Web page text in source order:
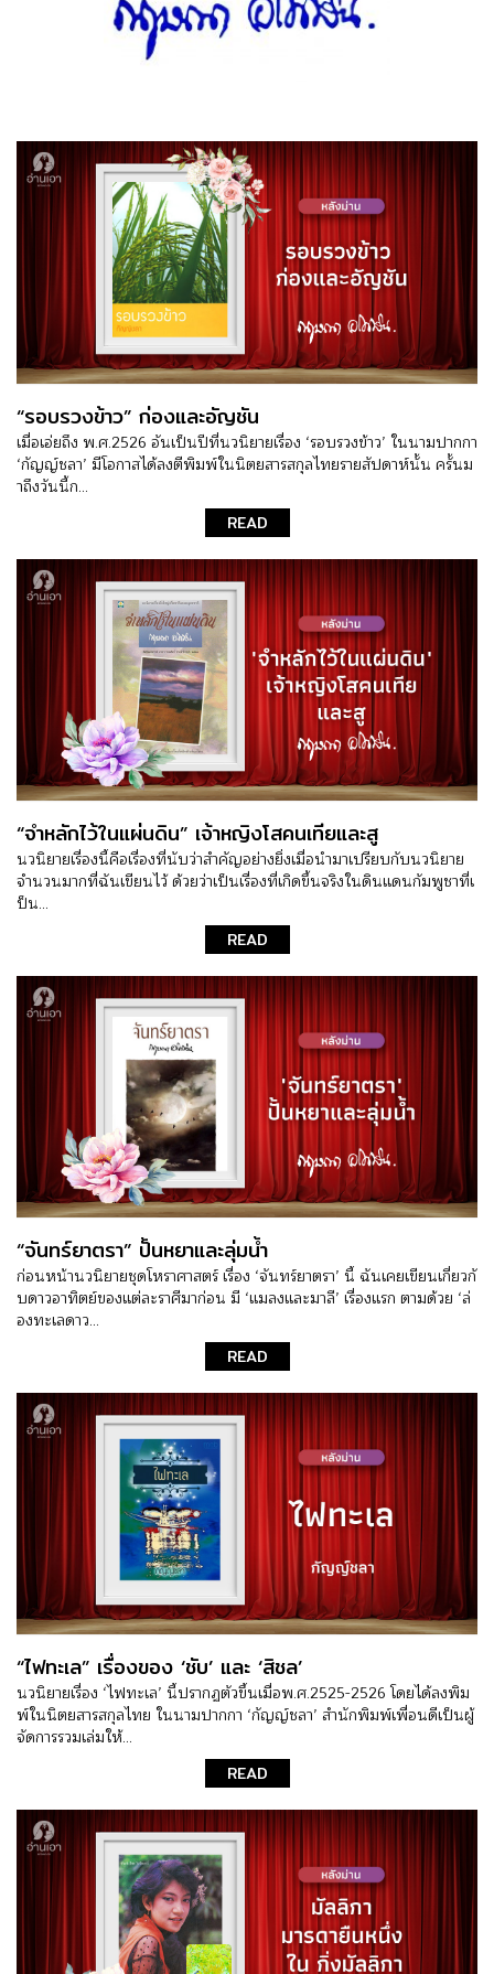
“รอบรวงข้าว” ก่องและอัญชัน
เมื่อเอ่ยถึง พ.ศ.2526 อันเป็นปีที่นวนิยายเรื่อง ‘รอบรวงข้าว’ ในนามปากกา
‘กัญญ์ชลา’ มีโอกาสได้ลงตีพิมพ์ในนิตยสารสกุลไทยรายสัปดาห์นั้น ครั้นม
าถึงวันนี้ก...
READ
“จำหลักไว้ในแผ่นดิน” เจ้าหญิงโสคนเทียและสู
นวนิยายเรื่องนี้คือเรื่องที่นับว่าสำคัญอย่างยิ่งเมื่อนำมาเปรียบกับนวนิยาย
จำนวนมากที่ฉันเขียนไว้ ด้วยว่าเป็นเรื่องที่เกิดขึ้นจริงในดินแดนกัมพูชาที่เ
ป็น...
READ
“จันทร์ยาตรา” ปั้นหยาและลุ่มน้ำ
ก่อนหน้านวนิยายชุดโหราศาสตร์ เรื่อง ‘จันทร์ยาตรา’ นี้ ฉันเคยเขียนเกี่ยวกั
บดาวอาทิตย์ของแต่ละราศีมาก่อน มี ‘แมลงและมาลี’ เรื่องแรก ตามด้วย ‘ล่
องทะเลดาว...
READ
“ไฟทะเล” เรื่องของ ‘ชับ’ และ ‘สิชล’
นวนิยายเรื่อง ‘ไฟทะเล’ นี้ปรากฏตัวขึ้นเมื่อพ.ศ.2525-2526 โดยได้ลงพิม
พ์ในนิตยสารสกุลไทย ในนามปากกา ‘กัญญ์ชลา’ สำนักพิมพ์เพื่อนดีเป็นผู้
จัดการรวมเล่มให้...
READ